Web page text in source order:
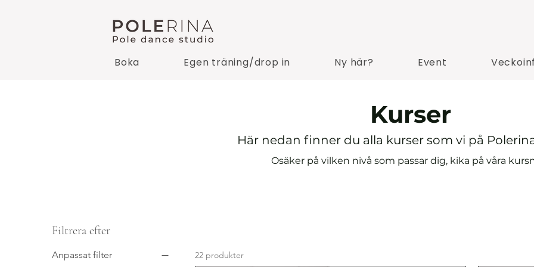
Boka Egen träning/drop in Ny här? Event
Kurser
Här nedan finner du alla kurser som vi på
Osäker på vilken nivå som passar dig, kika på våra
Filtrera efter
Anpassat filter
22 produkter